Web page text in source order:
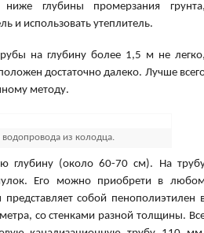
глубины промерзания
и использовать утеплитель.
на глубину более 1,5 м не
достаточно далеко. Лучше
методу.
водопровода из колодца.
глубину (около 60-70 см). На
Его можно приобрети в
собой пенополиэтилен
со стенками разной толщины.